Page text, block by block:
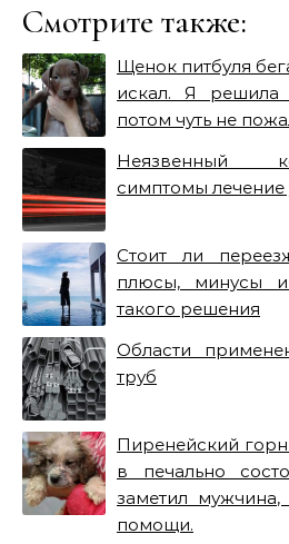
Смотрите также:
Щенок питбуля
искал. Я решила
потом чуть не
Неязвенный
симптомы лечение
Стоит ли
плюсы, минусы
такого решения
Области
труб
Пиренейский
в печально
заметил
помощи.